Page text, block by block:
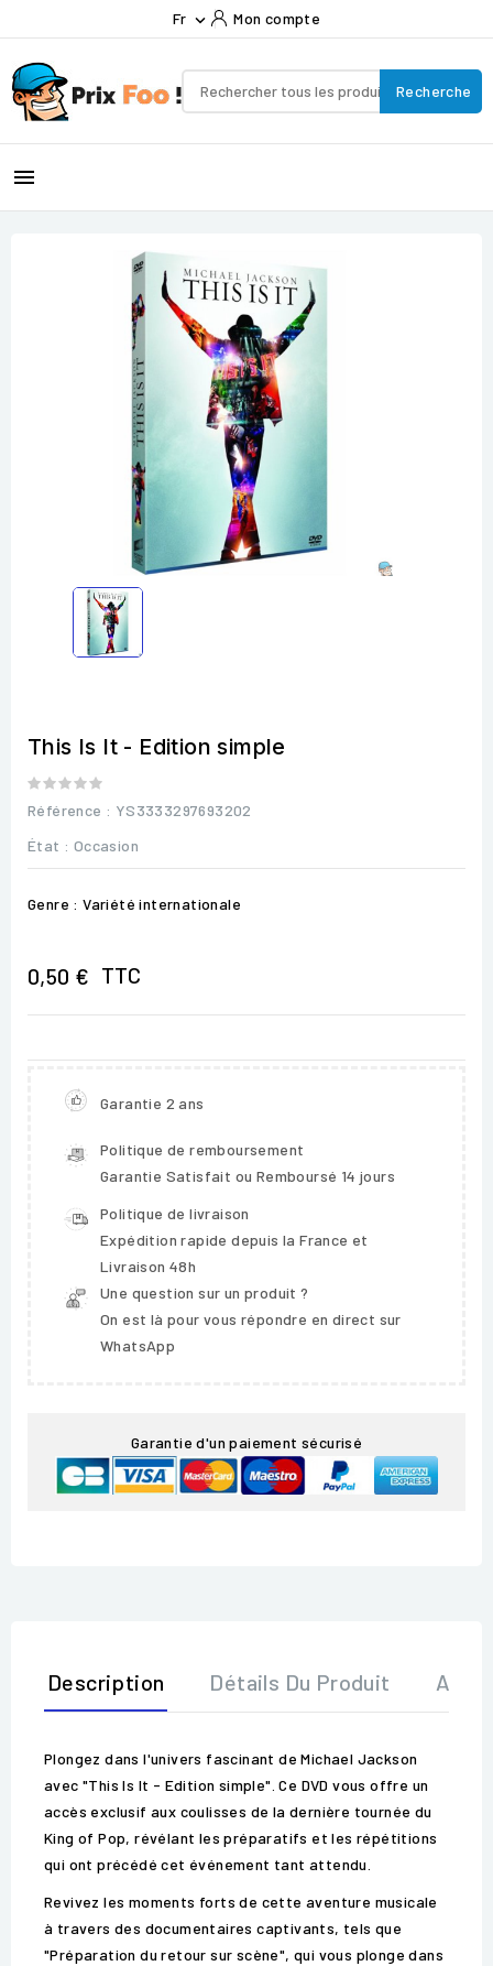
Fr  Mon compte
Recherche

This Is It - Edition simple
Référence : YS3333297693202
État : Occasion
Genre : Variété internationale
0,50 € TTC
Garantie 2 ans
Politique de remboursement
Garantie Satisfait ou Remboursé 14 jours
Politique de livraison
Expédition rapide depuis la France et
Livraison 48h
Une question sur un produit ?
On est là pour vous répondre en direct sur
WhatsApp
Garantie d'un paiement sécurisé
Description Détails Du Produit Avis
Plongez dans l'univers fascinant de Michael Jackson
avec "This Is It - Edition simple". Ce DVD vous offre un
accès exclusif aux coulisses de la dernière tournée du
King of Pop, révélant les préparatifs et les répétitions
qui ont précédé cet événement tant attendu.
Revivez les moments forts de cette aventure musicale
à travers des documentaires captivants, tels que
"Préparation du retour sur scène", qui vous plonge dans